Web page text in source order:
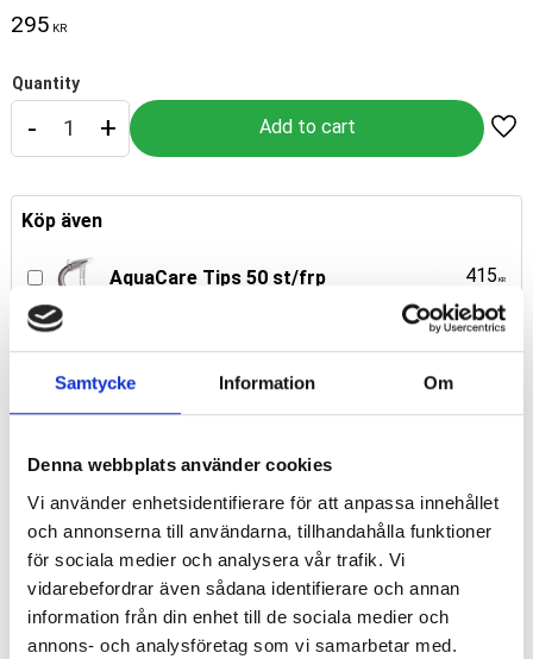
Samtycke Information Om
Denna webbplats använder cookies
Vi använder enhetsidentifierare för att anpassa innehållet
och annonserna till användarna, tillhandahålla funktioner
för sociala medier och analysera vår trafik. Vi
vidarebefordrar även sådana identifierare och annan
information från din enhet till de sociala medier och
annons- och analysföretag som vi samarbetar med.
295 KR
Quantity
+
-
Köp även
AquaCare Tips 50 st/frp 415 KR
AquaCare Aluminium Trihydroxide,
1 095
Article SKU 19110
Manufacturer AquaCare Medivance
Show all products from AquaCare Medivance